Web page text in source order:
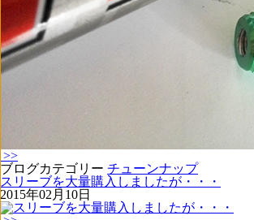
>>
ブログカテゴリー チューンナップ
スリーブを大量購入しましたが・・・
2015年02月10日